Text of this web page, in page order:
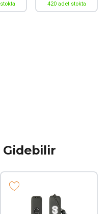
420 adet stokta
Gidebilir